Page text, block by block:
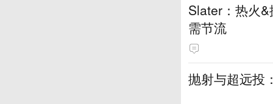
Slater：热火
需节流
抛射与超远投